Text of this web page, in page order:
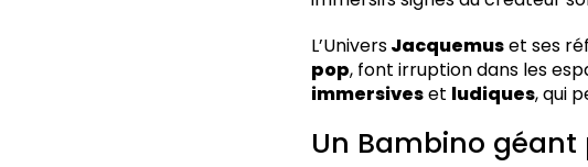
Lavomatic et bob XXL à l’Homme
L’UniversJacquemuset ses
pop, font irruption dans les
immersiveset ludiques, qui
Un Bambino